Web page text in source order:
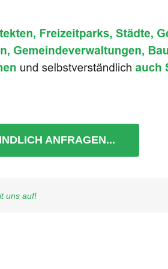
ANFRAGEN...
uns auf!